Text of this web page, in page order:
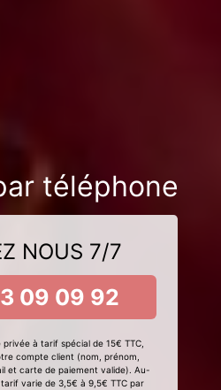
téléphone
NOUS 7/7
09 09 92
à tarif spécial de 15€ TTC,
compte client (nom, prénom,
et carte de paiement valide). Au-
varie de 3,5€ à 9,5€ TTC par